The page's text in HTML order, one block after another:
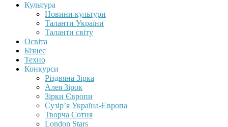
Культура
Новини культури
Таланти України
Таланти світу
Освіта
Бізнес
Техно
Конкурси
Різдвяна Зірка
Алея Зірок
Зірки Європи
Сузір’я Україна-Європа
Творча Сотня
London Stars